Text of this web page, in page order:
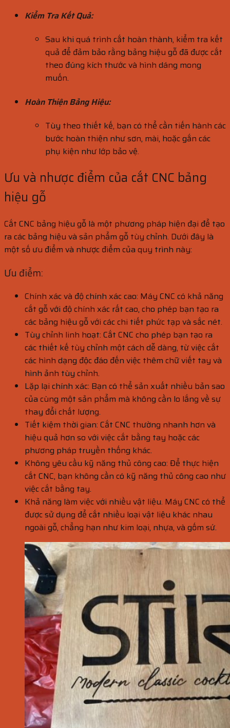
Kiểm Tra Kết Quả:
Sau khi quá trình cắt hoàn thành, kiểm tra kết
quả để đảm bảo rằng bảng hiệu gỗ đã được cắt
theo đúng kích thước và hình dáng mong
muốn.
Hoàn Thiện Bảng Hiệu:
Tùy theo thiết kế, bạn có thể cần tiến hành các
bước hoàn thiện như sơn, mài, hoặc gắn các
phụ kiện như lớp bảo vệ.
Ưu và nhược điểm của cắt CNC bảng
hiệu gỗ
Cắt CNC bảng hiệu gỗ là một phương pháp hiện đại để tạo
ra các bảng hiệu và sản phẩm gỗ tùy chỉnh. Dưới đây là
một số ưu điểm và nhược điểm của quy trình này:
Ưu điểm:
Chính xác và độ chính xác cao: Máy CNC có khả năng
cắt gỗ với độ chính xác rất cao, cho phép bạn tạo ra
các bảng hiệu gỗ với các chi tiết phức tạp và sắc nét.
Tùy chỉnh linh hoạt: Cắt CNC cho phép bạn tạo ra
các thiết kế tùy chỉnh một cách dễ dàng, từ việc cắt
các hình dạng độc đáo đến việc thêm chữ viết tay và
hình ảnh tùy chỉnh.
Lặp lại chính xác: Bạn có thể sản xuất nhiều bản sao
của cùng một sản phẩm mà không cần lo lắng về sự
thay đổi chất lượng.
Tiết kiệm thời gian: Cắt CNC thường nhanh hơn và
hiệu quả hơn so với việc cắt bằng tay hoặc các
phương pháp truyền thống khác.
Không yêu cầu kỹ năng thủ công cao: Để thực hiện
cắt CNC, bạn không cần có kỹ năng thủ công cao như
việc cắt bằng tay.
Khả năng làm việc với nhiều vật liệu. Máy CNC có thể
được sử dụng để cắt nhiều loại vật liệu khác nhau
ngoài gỗ, chẳng hạn như kim loại, nhựa, và gốm sứ.